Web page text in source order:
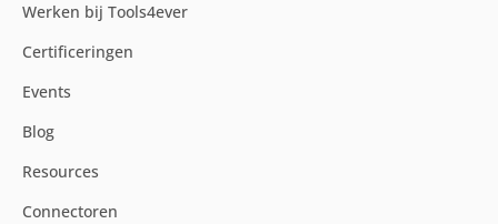
Werken bij Tools4ever
Certificeringen
Events
Blog
Resources
Connectoren